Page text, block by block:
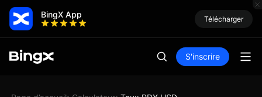
BingX App Télécharger
S'inscrire